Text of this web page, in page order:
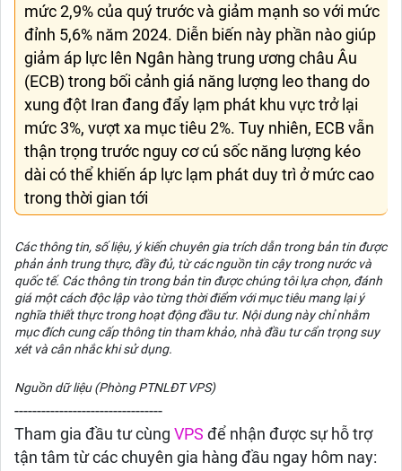
mức 2,9% của quý trước và giảm mạnh so với mức
đỉnh 5,6% năm 2024. Diễn biến này phần nào giúp
giảm áp lực lên Ngân hàng trung ương châu Âu
(ECB) trong bối cảnh giá năng lượng leo thang do
xung đột Iran đang đẩy lạm phát khu vực trở lại
mức 3%, vượt xa mục tiêu 2%. Tuy nhiên, ECB vẫn
thận trọng trước nguy cơ cú sốc năng lượng kéo
dài có thể khiến áp lực lạm phát duy trì ở mức cao
trong thời gian tới
Các thông tin, số liệu, ý kiến chuyên gia trích dẫn trong bản tin được
phản ảnh trung thực, đầy đủ, từ các nguồn tin cậy trong nước và
quốc tế. Các thông tin trong bản tin được chúng tôi lựa chọn, đánh
giá một cách độc lập vào từng thời điểm với mục tiêu mang lại ý
nghĩa thiết thực trong hoạt động đầu tư. Nội dung này chỉ nhằm
mục đích cung cấp thông tin tham khảo, nhà đầu tư cẩn trọng suy
xét và cân nhắc khi sử dụng.
Nguồn dữ liệu (Phòng PTNLĐT VPS)
---------------------------------
Tham gia đầu tư cùng VPS để nhận được sự hỗ trợ
tận tâm từ các chuyên gia hàng đầu ngay hôm nay: